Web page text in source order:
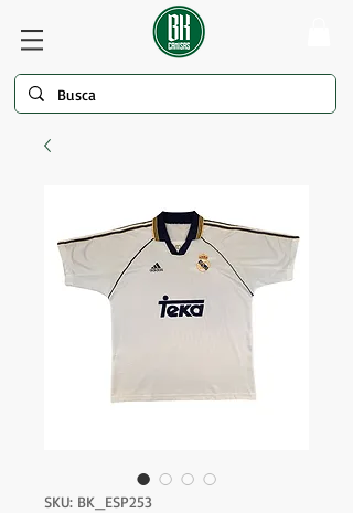
SKU: BK_ESP253